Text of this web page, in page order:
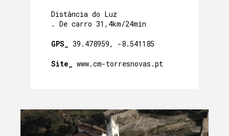
Distância do Luz
. De carro 31,4km/24min
GPS_ 39.478959, -8.541185
Site_ www.cm-torresnovas.pt